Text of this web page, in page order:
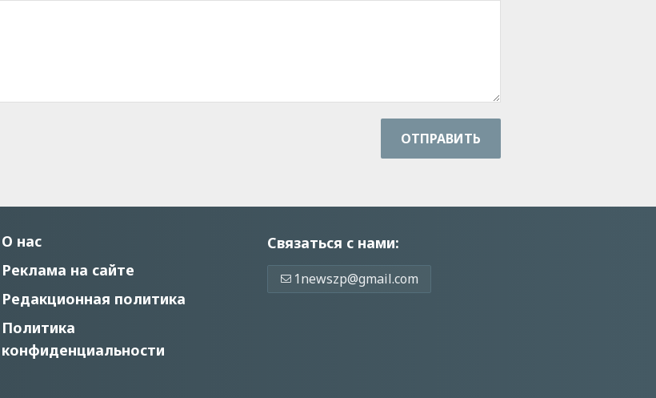
ОТПРАВИТЬ
О нас
Реклама на сайте
Редакционная политика
Политика
конфиденциальности
Связаться с нами:
1newszp@gmail.com